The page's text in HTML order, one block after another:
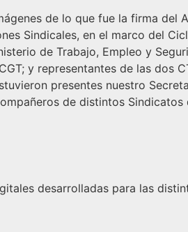
de lo que fue la firma del
Sindicales, en el marco del
de Trabajo, Empleo y
y representantes de las dos
presentes nuestro
de distintos Sindicatos
desarrolladas para las